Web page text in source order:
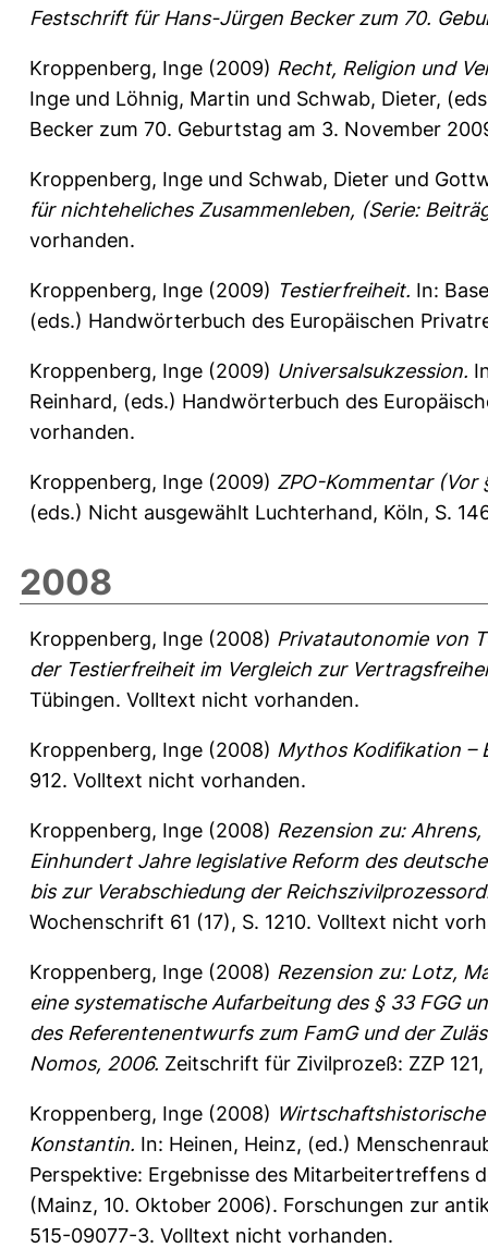
Festschrift für Hans-Jürgen Becker zum 70.
Kroppenberg, Inge (2009) Recht, Religion und
Inge und Löhnig, Martin und Schwab, Dieter,
Becker zum 70. Geburtstag am 3. November
Kroppenberg, Inge und Schwab, Dieter und
für nichteheliches Zusammenleben, (Serie:
vorhanden.
Kroppenberg, Inge (2009) Testierfreiheit. In:
(eds.) Handwörterbuch des Europäischen
Kroppenberg, Inge (2009) Universalsukzession.
Reinhard, (eds.) Handwörterbuch des
vorhanden.
Kroppenberg, Inge (2009) ZPO-Kommentar (Vor
(eds.) Nicht ausgewählt Luchterhand, Köln, S.
2008
Kroppenberg, Inge (2008) Privatautonomie von
der Testierfreiheit im Vergleich zur
Tübingen. Volltext nicht vorhanden.
Kroppenberg, Inge (2008) Mythos Kodifikation –
912. Volltext nicht vorhanden.
Kroppenberg, Inge (2008) Rezension zu:
Einhundert Jahre legislative Reform des
bis zur Verabschiedung der
Wochenschrift 61 (17), S. 1210. Volltext nicht
Kroppenberg, Inge (2008) Rezension zu: Lotz,
eine systematische Aufarbeitung des § 33 FGG
des Referentenentwurfs zum FamG und der
Nomos, 2006. Zeitschrift für Zivilprozeß: ZZP
Kroppenberg, Inge (2008)
Konstantin. In: Heinen, Heinz, (ed.)
Perspektive: Ergebnisse des Mitarbeitertreffens
(Mainz, 10. Oktober 2006). Forschungen zur
515-09077-3. Volltext nicht vorhanden.